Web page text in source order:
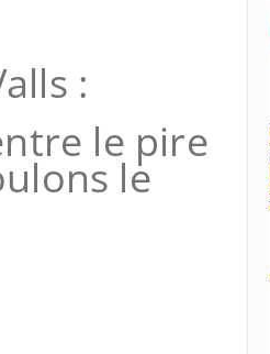
:
le pire
le